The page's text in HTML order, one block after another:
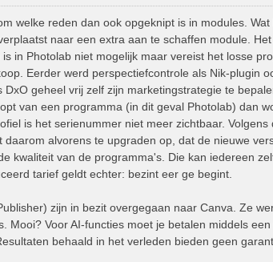
welke reden dan ook opgeknipt is in modules.
naar een extra aan te schaffen module.
is in Photolab niet mogelijk maar vereist het losse
Eerder werd perspectiefcontrole als Nik-plugin
geheel vrij zelf zijn marketingstrategie te
van een programma (in dit geval Photolab) dan
is het serienummer niet meer zichtbaar.
alvorens te upgraden op, dat de nieuwe
kwaliteit van de programma's. Die kan iedereen
tarief geldt echter: bezint eer ge begint.
zijn in bezit overgegaan naar Canva. Ze
Mooi? Voor AI-functies moet je betalen middels een
behaald in het verleden bieden geen